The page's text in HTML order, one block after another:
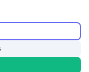
mercados,
actualizada
tu dinero y tu